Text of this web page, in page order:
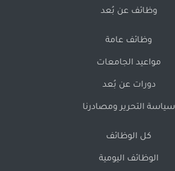
وظائف عن بُعد
وظائف عامة
مواعيد الجامعات
دورات عن بُعد
سياسة التحرير ومصادرنا
كل الوظائف
الوظائف اليومية